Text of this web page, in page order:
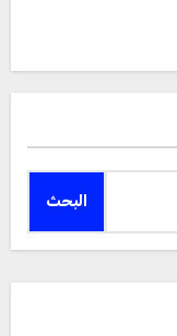
البحث